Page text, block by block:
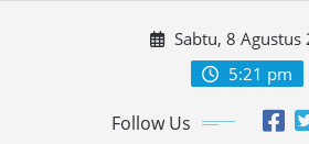
Sabtu, 8 Agustus
5:21 pm
Follow Us